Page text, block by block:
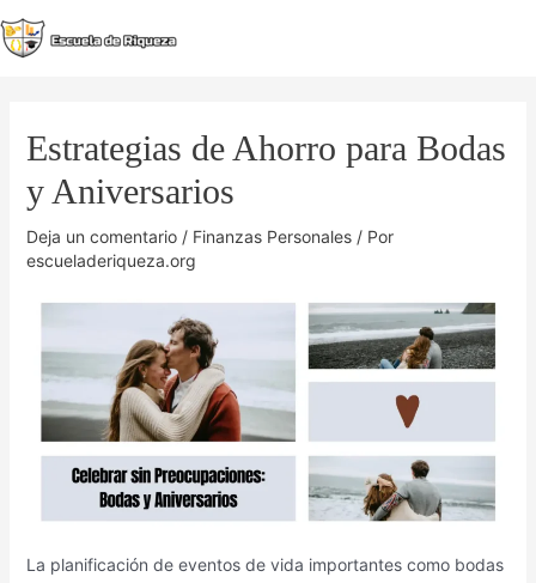
al
contenido
Estrategias de Ahorro para Bodas
y Aniversarios
Deja un comentario / Finanzas Personales/ Por
escueladeriqueza.org
La planificación de eventos de vida importantes como bodas